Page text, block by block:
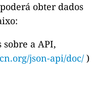
obter dados
a API,
json-api/doc/ )